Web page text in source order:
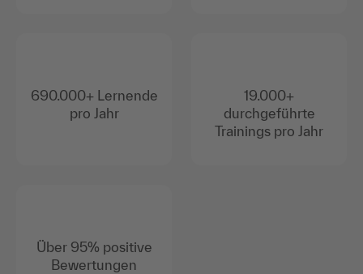
690.000+ Lernende
pro Jahr
Über 95% positive
Bewertungen
19.000+
durchgeführte
Trainings pro Jahr